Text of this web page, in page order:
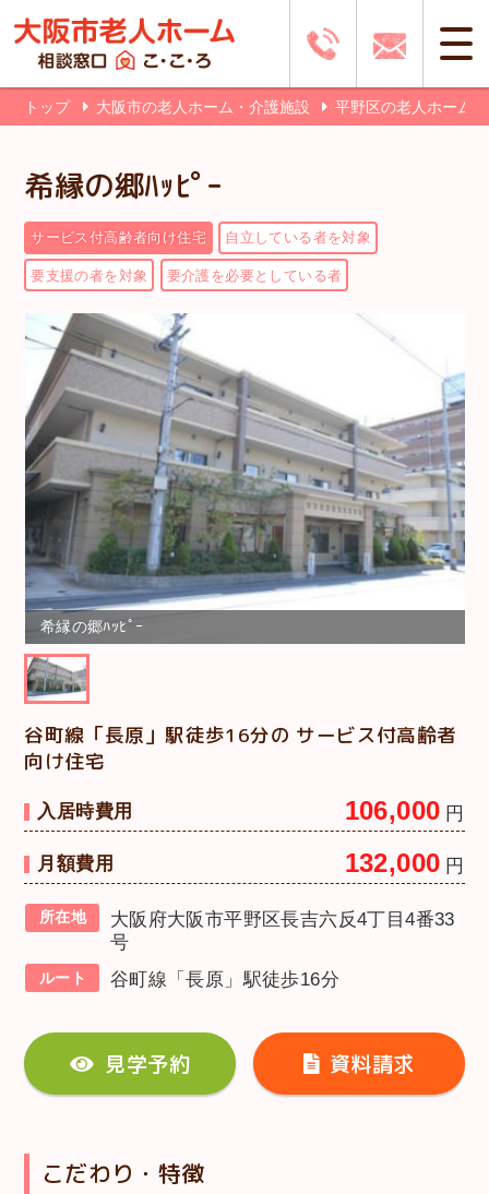
トップ 大阪市の老人ホーム・介護施設 平野区の老人ホーム
希縁の郷ﾊｯﾋﾟｰ
サービス付高齢者向け住宅 自立している者を対象
要支援の者を対象 要介護を必要としている者
希縁の郷ﾊｯﾋﾟｰ
谷町線「長原」駅徒歩16分の サービス付高齢者
向け住宅
入居時費用 106,000 円
月額費用 132,000 円
所在地
大阪府大阪市平野区長吉六反4丁目4番33
号
ルート 谷町線「長原」駅徒歩16分
見学予約 資料請求
こだわり・特徴